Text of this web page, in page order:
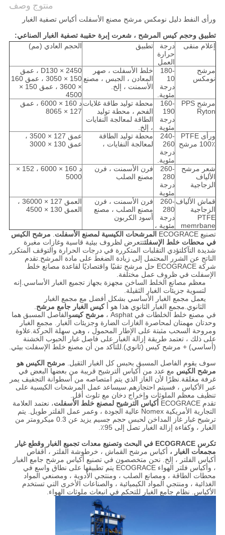
منتوج وصف
ورأى النفط دليل نومكس مرشح مصنع الأسفلت أكياس تصفية الغبار
تطبيق وحجم كيس المرشح ، شعرت إبرة حقيبة تصفية الغبار الصناعي:
إعلام منقى
درجة
حرارة
العمل
تطبيق الحجم العادي (مم)
مرشح
نومكس
180-
10
درجة
مئوية.
خلط الأسفلت ، صهر
المعادن ، الجبس ، مصنع
الأسمنت ، إلخ.
D130 × 2450 ، عمق
150 × 3050 ، عمق 160
× 3600 ، عمق 150 ×
4500
مرشح PPS
Ryton
160-
190
درجة
مئوية
محطة توليد طاقة غلايات
الفحم ، محطة توليد
الطاقة لمعالجة النفايات
، إلخ.
د 160 × 6000 ، عمق
127 × 8065
ورأى PTFE
100٪ مرشح
240-
260
درجة
مئوية.
محطة توليد الطاقة
لمعالجة النفايات ،
عمق 127 × 3500 ،
عمق 130 × 3000
شعر مرشح
الألياف
الزجاجية
260-
280
درجة
مئوية
فرن الأسمنت ، فرن
مصنع الصلب
د 160 × 6000 ، 152 ×
5000
قماش الألياف
الزجاجية
PTFE
memrbane
260-
280
درجة
مئوية ،
فرن الأسمنت ، فرن
مصنع الصلب ، مصنع
أسود الكربون
العمق 127 × 36000 ،
العمق 130 × 4500
تصنيع ECOGRACE المرشحات الكيسية لمصنع الأسفلت. مرشح الكيس
في محطات خلط الإسفلتتتعرض لظروف بيئية قاسية وغازات مغبرة
شديدة التآكلتؤدي التقلبات المتكررة في درجات الحرارة والتوقف المتكرر
الناتج عن الشرر المحتمل إلى زيادة الضغط على مادة المرشح.تقدم
شركة ECOGRACE حل مرشح تقنيًا واقتصاديًا لقاعدة مصانع خلط
الإسفلت في ظروف عمل مختلفة.
معظم مصانع الخلط الساخن مجهزة بجهاز تجميع الغبار الأساسي.إنه
لتسوية جزيئات الغبار الثقيلة.
يعمل مجمع الغبار الأساسي بشكل أفضل مع مجمع الغبار
الثانوي.مجمع الغبار الثانوي هذا هو أ كيس الغبار جامع مرشح.
في مصنع خلط الخلطات في Asphat ،
مرشح كيسوالفاصل المسبق هما
وحدتان مهمتان لمحاصرة الغازات الضارة وجزيئات الغبار. مجمع الغبار
ومروحة السحب مثبتة على الإطار المحمول ، وهي سهلة الحركة.علاوة
على ذلك ، تعتمد طريقة إزالة الغبار على فاصل غبار الحبوب الخشنة
(أساسي) + مرشح كيس (ثانوي).للتأكد من أن مصنع خلط الإسفلت بيئي.
سوف يقوم الفاصل المسبق بحبس كل الغبار الثقيل. مرشح الكيس هو
مرشح الكيس مع عدد من أكياس الترشيح قريبة من بعضها البعض في
غرفة مغلقة.نظرًا لأن الغاز الذي يتم امتصاصه من أسطوانة التجفيف يمر
عبر الأكياس ، فسيتم احتجازهم.سيساعد عمل المرشحات الكيسية على
تنظيف معظم الملوثات وإخراج دخان مع تلوث أقل.
تقدم ECOGRACE
أكياس الترشيح لمصنع خلط الأسفلت، نعتمد العلامة
التجارية الأمريكية Nomex عالية الجودة ، وعمر عمل الفلتر طويل. يتم
ترشيح غبار غاز المداخن لحبس حجم جسيم يزيد عن 0.3 ميكرومتر من
الغبار ، وكفاءة إزالة الغبار تصل إلى 95٪.
تكرس ECOGRACE في البحث وتصنيع معدات تجميع الغبار وقطع غيار
مجمعات الغبار ، أكياس مرشح القماش ، خرطوشة الفلتر ، أقفاص
أكياس الفلتر ، إلخ. نحن متخصصون في تصنيع أكياس مرشح جامع الغبار
، وأكياس فلتر الهواء ECOGRACE يتم تطبيقها على نطاق واسع في
محطات الطاقة ، ومصانع الصلب ، ومنتجي الأدوية ، ومصنعي المواد
الغذائية ، ومنتجي المواد الكيميائية ، والصناعات الأخرى التي تستخدم
الأكياس. نظام جامع الغبار للتحكم في انبعاث ملوثات الهواء.